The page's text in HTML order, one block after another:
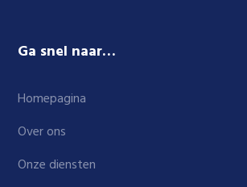
Ga snel naar…
Homepagina
Over ons
Onze diensten